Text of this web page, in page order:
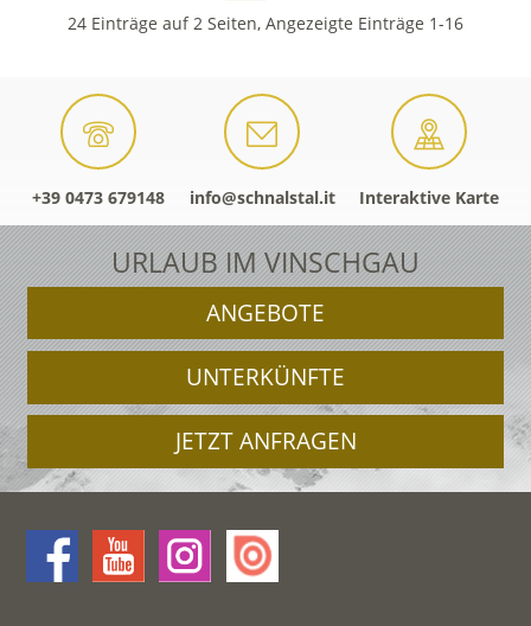
24 Einträge auf 2 Seiten, Angezeigte Einträge 1-16
+39 0473 679148 info@schnalstal.it Interaktive Karte
URLAUB IM VINSCHGAU
ANGEBOTE
UNTERKÜNFTE
JETZT ANFRAGEN